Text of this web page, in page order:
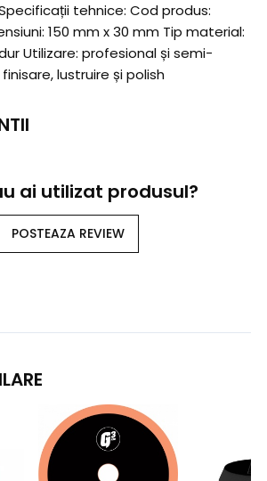
tehnice: Cod produs:
150 mm x 30 mm Tip material:
Utilizare: profesional și semi-
lustruire și polish
ai utilizat produsul?
POSTEAZA REVIEW